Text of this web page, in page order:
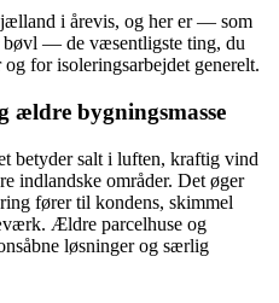
i årevis, og her er — som
bøvl — de væsentligste ting, du
for isoleringsarbejdet generelt.
bygningsmasse
betyder salt i luften, kraftig vind
indlandske områder. Det øger
fører til kondens, skimmel
Ældre parcelhuse og
løsninger og særlig